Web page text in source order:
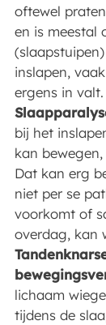
oftewel
en is meestal
inslapen,
ergens in
bij het
kan
Dat kan erg
niet per se
voorkomt of
overdag, kan
lichaam
tijdens de